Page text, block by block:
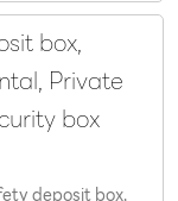
box,
Private
box
deposit box,